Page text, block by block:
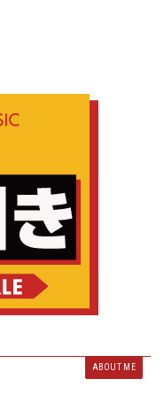
ABOUT ME